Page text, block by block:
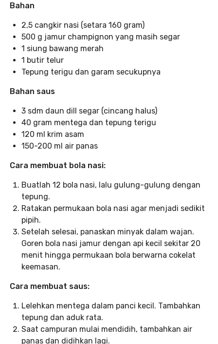
Bahan
2,5 cangkir nasi (setara 160 gram)
500 g jamur champignon yang masih segar
1 siung bawang merah
1 butir telur
Tepung terigu dan garam secukupnya
Bahan saus
3 sdm daun dill segar (cincang halus)
40 gram mentega dan tepung terigu
120 ml krim asam
150-200 ml air panas
Cara membuat bola nasi:
Buatlah 12 bola nasi, lalu gulung-gulung dengan
tepung.
Ratakan permukaan bola nasi agar menjadi sedikit
pipih.
Setelah selesai, panaskan minyak dalam wajan.
Goren bola nasi jamur dengan api kecil sekitar 20
menit hingga permukaan bola berwarna cokelat
keemasan.
Cara membuat saus:
Lelehkan mentega dalam panci kecil. Tambahkan
tepung dan aduk rata.
Saat campuran mulai mendidih, tambahkan air
panas dan didihkan lagi.